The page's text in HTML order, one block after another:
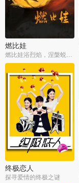
燃比娃
燃比娃浴烈焰，涅槃蜕变成人
终极恋人
探寻爱情的终极之谜